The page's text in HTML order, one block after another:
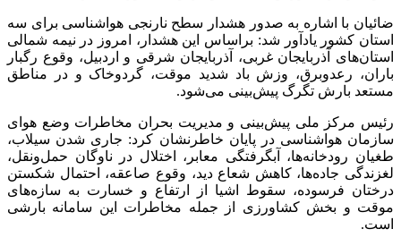
ضائیان با اشاره به صدور هشدار سطح نارنجی هواشناسی برای سه
استان کشور یادآور شد: براساس این هشدار، امروز در نیمه شمالی
استان‌های آذربایجان غربی، آذربایجان شرقی و اردبیل، وقوع رگبار
باران، رعدوبرق، وزش باد شدید موقت، گردوخاک و در مناطق
مستعد بارش تگرگ پیش‌بینی می‌شود.
رئیس مرکز ملی پیش‌بینی و مدیریت بحران مخاطرات وضع هوای
سازمان هواشناسی در پایان خاطرنشان کرد: جاری شدن سیلاب،
طغیان رودخانه‌ها، آبگرفتگی معابر، اختلال در ناوگان حمل‌ونقل،
لغزندگی جاده‌ها، کاهش شعاع دید، وقوع صاعقه، احتمال شکستن
درختان فرسوده، سقوط اشیا از ارتفاع و خسارت به سازه‌های
موقت و بخش کشاورزی از جمله مخاطرات این سامانه بارشی
است.